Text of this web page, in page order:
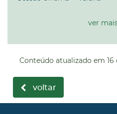
ver
Conteúdo atualizado em 16
voltar